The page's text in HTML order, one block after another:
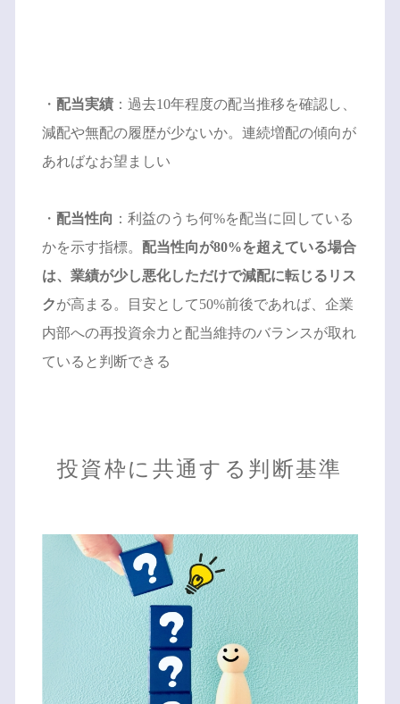
・ 配当実績：過去10年程度の配当推移を確認し、
減配や無配の履歴が少ないか。連続増配の傾向が
あればなお望ましい
・ 配当性向 ：利益のうち何%を配当に回している
かを示す指標。 配当性向が80%を超えている場合
は、業績が少し悪化しただけで減配に転じるリス
クが高まる。目安として50%前後であれば、企業
内部への再投資余力と配当維持のバランスが取れ
ていると判断できる
投資枠に共通する判断基準